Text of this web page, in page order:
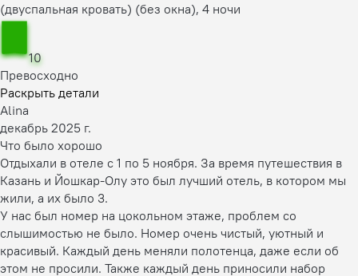
(двуспальная кровать) (без окна), 4 ночи
10
Превосходно
Раскрыть детали
Alina
декабрь 2025 г.
Что было хорошо
Отдыхали в отеле с 1 по 5 ноября. За время путешествия в
Казань и Йошкар-Олу это был лучший отель, в котором мы
жили, а их было 3.
У нас был номер на цокольном этаже, проблем со
слышимостью не было. Номер очень чистый, уютный и
красивый. Каждый день меняли полотенца, даже если об
этом не просили. Также каждый день приносили набор